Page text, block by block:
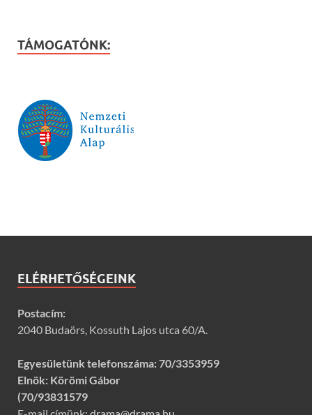
TÁMOGATÓNK:
ELÉRHETŐSÉGEINK
Postacím:
2040 Budaörs, Kossuth Lajos utca 60/A.
Egyesületünk telefonszáma:70/3353959
Elnök: Körömi Gábor
(70/93831579